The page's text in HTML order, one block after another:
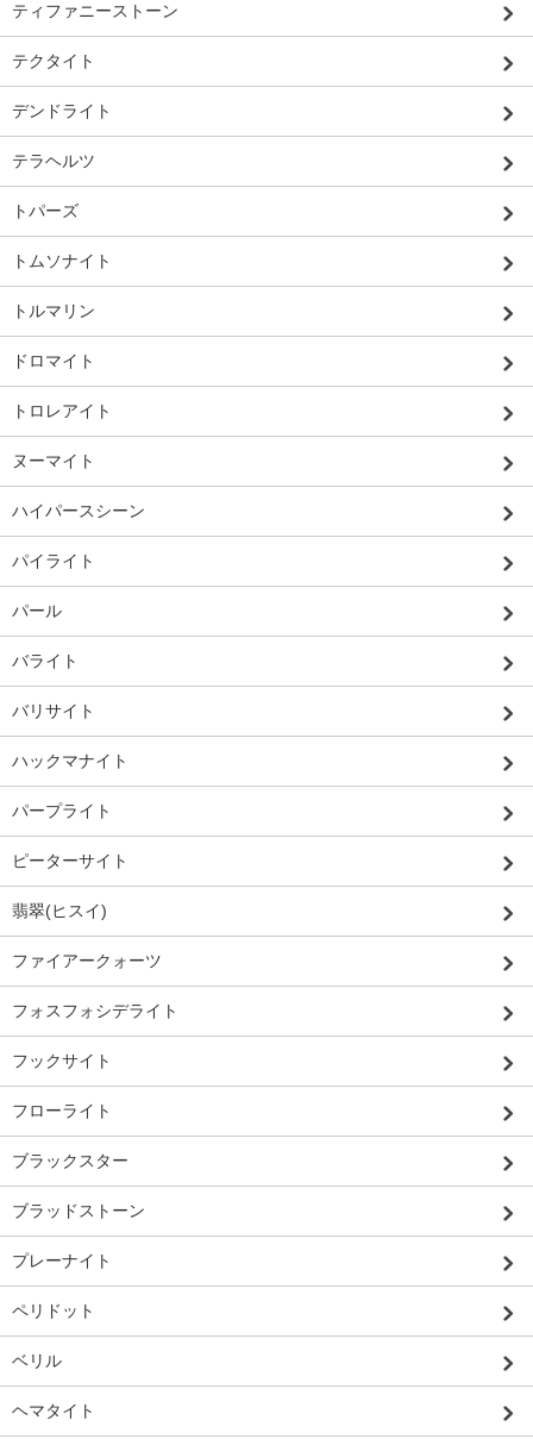
ティファニーストーン
テクタイト
デンドライト
テラヘルツ
トパーズ
トムソナイト
トルマリン
ドロマイト
トロレアイト
ヌーマイト
ハイパースシーン
パイライト
パール
バライト
バリサイト
ハックマナイト
パープライト
ピーターサイト
翡翠(ヒスイ)
ファイアークォーツ
フォスフォシデライト
フックサイト
フローライト
ブラックスター
ブラッドストーン
プレーナイト
ペリドット
ベリル
ヘマタイト